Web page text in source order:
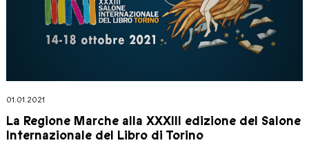
01.01.2021
La Regione Marche alla XXXIII edizione del Salone
Internazionale del Libro di Torino